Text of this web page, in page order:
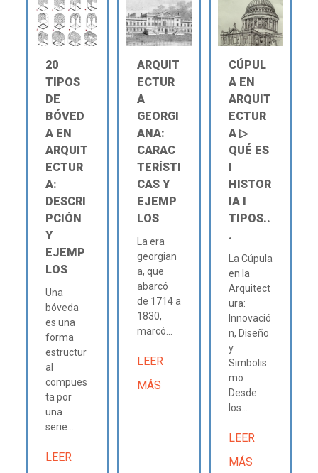
20
TIPOS
DE
BÓVED
A EN
ARQUIT
ECTUR
A:
DESCRI
PCIÓN
Y
EJEMP
LOS
Una
bóveda
es una
forma
estructur
al
compues
ta por
una
serie...
LEER
ARQUIT
ECTUR
A
GEORGI
ANA:
CARAC
TERÍSTI
CAS Y
EJEMP
LOS
La era
georgian
a, que
abarcó
de 1714 a
1830,
marcó...
LEER
MÁS
CÚPUL
A EN
ARQUIT
ECTUR
A ▷
QUÉ ES
Ι
HISTOR
IA Ι
TIPOS..
.
La Cúpula
en la
Arquitect
ura:
Innovació
n, Diseño
y
Simbolis
mo
Desde
los...
LEER
MÁS